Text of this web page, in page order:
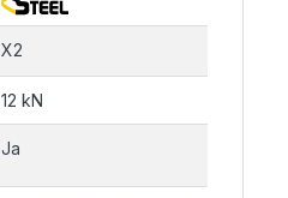
X2
12 kN
Ja